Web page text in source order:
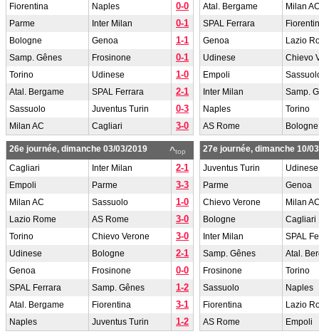
Fiorentina Naples 0-0
Parme Inter Milan 0-1
Bologne Genoa 1-1
Samp. Gênes Frosinone 0-1
Torino Udinese 1-0
Atal. Bergame SPAL Ferrara 2-1
Sassuolo Juventus Turin 0-3
Milan AC Cagliari 3-0
Atal. Bergame
Milan
SPAL Ferrara
Genoa
Lazio
Udinese
Chievo
Empoli
Inter Milan
Samp.
Naples
Torino
AS Rome
Bologne
^top
26e journée, dimanche 03/03/2019
Cagliari
Inter Milan 2-1
Empoli Parme 3-3
Milan AC Sassuolo 1-0
Lazio Rome AS Rome 3-0
Torino Chievo Verone 3-0
Udinese Bologne 2-1
Genoa Frosinone 0-0
SPAL Ferrara Samp. Gênes 1-2
Atal. Bergame Fiorentina 3-1
Naples Juventus Turin 1-2
27e journée, dimanche 10/
Juventus Turin
Udinese
Parme
Genoa
Chievo Verone
Milan
Bologne
Cagliari
Inter Milan
SPAL
Samp. Gênes
Atal.
Frosinone
Torino
Sassuolo
Naples
Fiorentina
Lazio
AS Rome
Empoli